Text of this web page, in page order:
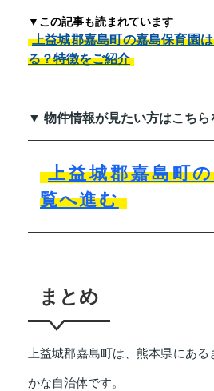
▼この記事も読まれています
上益城郡嘉島町の嘉島保育園
る？特徴をご紹介
▼ 物件情報が見たい方はこち
上益城郡嘉島町
覧へ進む
まとめ
上益城郡嘉島町は、熊本県にあ
かな自治体です。